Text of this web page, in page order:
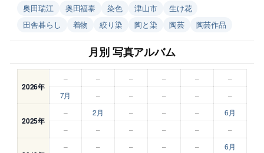
奥田瑞江
奥田福泰 染色 津山市
生け花
田舎暮らし
着物 絞り染 陶と染 陶芸 陶芸作品
月別 写真アルバム
2026年
– – – – –
–
7月
– – – – –
2025年
– 2月 – – –
6月
–
– – – – –
– – – – –
6月